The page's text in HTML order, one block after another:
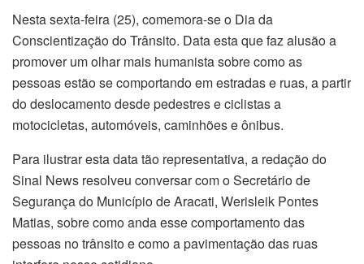
Nesta sexta-feira (25), comemora-se o Dia da
Conscientização do Trânsito. Data esta que faz alusão a
promover um olhar mais humanista sobre como as
pessoas estão se comportando em estradas e ruas, a partir
do deslocamento desde pedestres e ciclistas a
motocicletas, automóveis, caminhões e ônibus.
Para ilustrar esta data tão representativa, a redação do
Sinal News resolveu conversar com o Secretário de
Segurança do Município de Aracati, Werisleik Pontes
Matias, sobre como anda esse comportamento das
pessoas no trânsito e como a pavimentação das ruas